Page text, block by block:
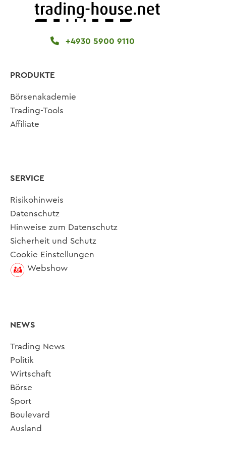
+4930 5900 9110
PRODUKTE
Börsenakademie
Trading-Tools
Affiliate
SERVICE
Risikohinweis
Datenschutz
Hinweise zum Datenschutz
Sicherheit und Schutz
Cookie Einstellungen
Webshow
NEWS
Trading News
Politik
Wirtschaft
Börse
Sport
Boulevard
Ausland